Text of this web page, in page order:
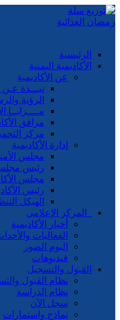
الرئيسية
الأكاديمية اليمنية
عن الأكاديمية
نبـــذة عـن
الرؤية
مــــزايــا
مرافق
مركز
إدارة الأكاديمية
مجلس
رئيس مجلس
مجلس
رئيس
الهيكل
المركز الإعلامي
أخبار الأكاديمية
الفعاليات
البوم الصور
فيديوهات
القبول والتسجيل
نظام القبول
نظام الدراسة
سجل الآن
نماذج واستمارات